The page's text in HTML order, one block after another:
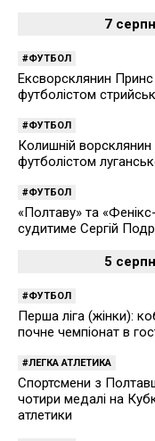
7
ФУТБОЛ
Ексворсклянин Принс
футболістом
ФУТБОЛ
Колишній
футболістом
ФУТБОЛ
«Полтаву» та
судитиме Сергій
5
ФУТБОЛ
Перша ліга (жінки):
почне чемпіонат в
ЛЕГКА АТЛЕТИКА
Спортсмени з
чотири медалі на
атлетики